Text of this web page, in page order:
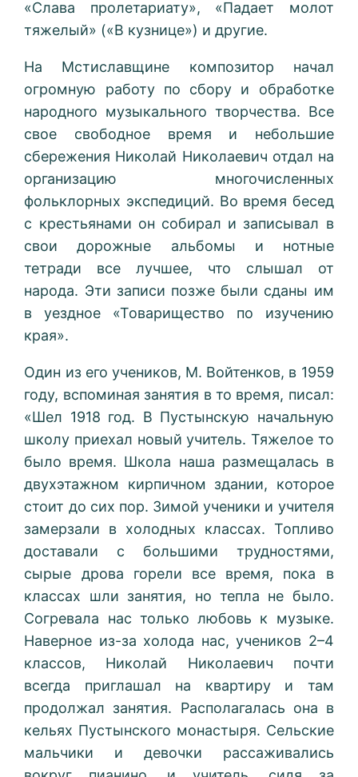
«Слава пролетариату», «Падает молот
тяжелый» («В кузнице») и другие.
На Мстиславщине композитор начал
огромную работу по сбору и обработке
народного музыкального творчества. Все
свое свободное время и небольшие
сбережения Николай Николаевич отдал на
организацию многочисленных
фольклорных экспедиций. Во время бесед
с крестьянами он собирал и записывал в
свои дорожные альбомы и нотные
тетради все лучшее, что слышал от
народа. Эти записи позже были сданы им
в уездное «Товарищество по изучению
края».
Один из его учеников, М. Войтенков, в 1959
году, вспоминая занятия в то время, писал:
«Шел 1918 год. В Пустынскую начальную
школу приехал новый учитель. Тяжелое то
было время. Школа наша размещалась в
двухэтажном кирпичном здании, которое
стоит до сих пор. Зимой ученики и учителя
замерзали в холодных классах. Топливо
доставали с большими трудностями,
сырые дрова горели все время, пока в
классах шли занятия, но тепла не было.
Согревала нас только любовь к музыке.
Наверное из-за холода нас, учеников 2–4
классов, Николай Николаевич почти
всегда приглашал на квартиру и там
продолжал занятия. Располагалась она в
кельях Пустынского монастыря. Сельские
мальчики и девочки рассаживались